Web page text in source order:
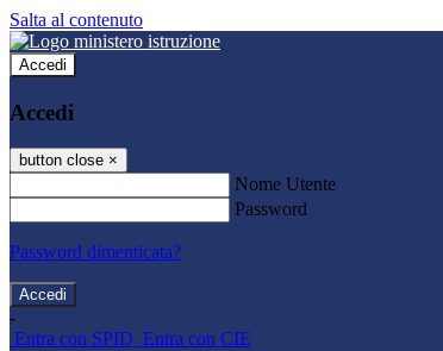
Salta al contenuto
Accedi
Accedi
button close ×
Nome Utente
Password
Password dimenticata?
-
Entra con SPID Entra con CIE